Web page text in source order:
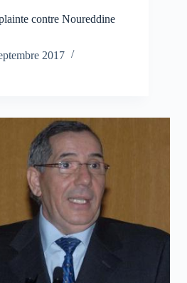
contre Noureddine
2017